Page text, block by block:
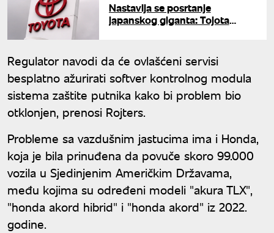
Nastavlja se posrtanje
japanskog giganta: Tojota
Regulator navodi da će ovlašćeni servisi
besplatno ažurirati softver kontrolnog modula
sistema zaštite putnika kako bi problem bio
otklonjen, prenosi Rojters.
Probleme sa vazdušnim jastucima ima i Honda,
koja je bila prinuđena da povuče skoro 99.000
vozila u Sjedinjenim Američkim Državama,
među kojima su određeni modeli "akura TLX",
"honda akord hibrid" i "honda akord" iz 2022.
godine.